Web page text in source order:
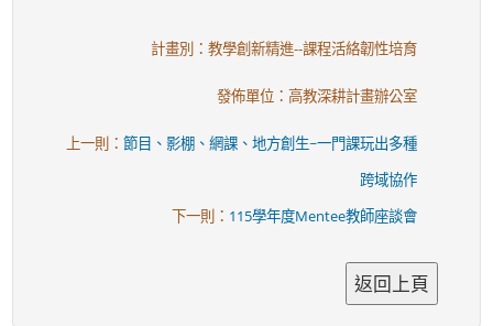
計畫別：教學創新精進--課程活絡韌性培育
發佈單位：高教深耕計畫辦公室
上一則：節目、影棚、網課、地方創生~一門課玩出多種
跨域協作
下一則： 115學年度Mentee教師座談會